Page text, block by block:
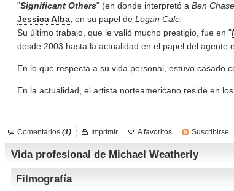
"Significant Others" (en donde interpretó a Ben
Jessica Alba , en su papel de Logan Cale.
Su último trabajo, que le valió mucho prestigio, fue en "
desde 2003 hasta la actualidad en el papel del agente
En lo que respecta a su vida personal, estuvo casado
En la actualidad, el artista norteamericano reside en los
Comentarios (1) Imprimir A favoritos Suscribirse
Vida profesional de Michael Weatherly
Filmografía